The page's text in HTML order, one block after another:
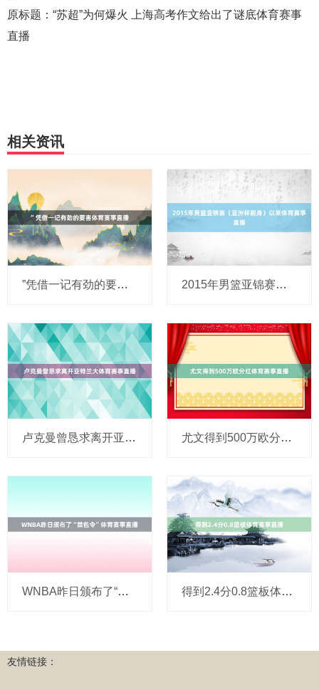
原标题：“苏超”为何爆火 上海高考作文给出了谜底体育赛事
直播
相关资讯
”凭借一记有劲的要害体育赛事直播 2015年男篮亚锦赛（亚洲杯前身）以来体育赛事直播
卢克曼曾恳求离开亚特兰大体育赛事直播 尤文得到500万欧分红体育赛事直播
WNBA昨日颁布了“禁包令”体育赛事直播 得到2.4分0.8篮板体育赛事直播
友情链接：